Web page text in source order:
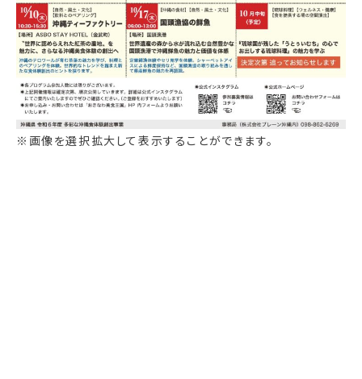
※画像を選択拡大して表示することができます。